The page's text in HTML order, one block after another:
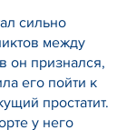
сильно
между
он признался,
его пойти к
простатит.
у него